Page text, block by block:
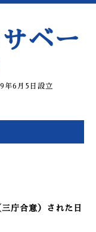
ベー
6月5日設立
庁合意）された日